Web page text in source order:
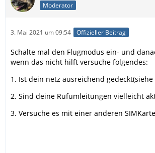
Moderator
3. Mai 2021 um 09:54 Offizieller Beitrag
Schalte mal den Flugmodus ein- und
wenn das nicht hilft versuche folgendes:
1. Ist dein netz ausreichend
2. Sind deine Rufumleitungen vielleicht
3. Versuche es mit einer anderen SIMKarte